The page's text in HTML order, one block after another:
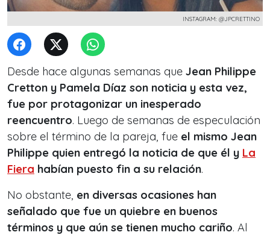
INSTAGRAM: @JPCRETTINO
Desde hace algunas semanas que Jean Philippe
Cretton y Pamela Díaz son noticia y esta vez,
fue por protagonizar un inesperado
reencuentro. Luego de semanas de especulación
sobre el término de la pareja, fue el mismo Jean
Philippe quien entregó la noticia de que él y La
Fiera habían puesto fin a su relación.
No obstante, en diversas ocasiones han
señalado que fue un quiebre en buenos
términos y que aún se tienen mucho cariño. Al